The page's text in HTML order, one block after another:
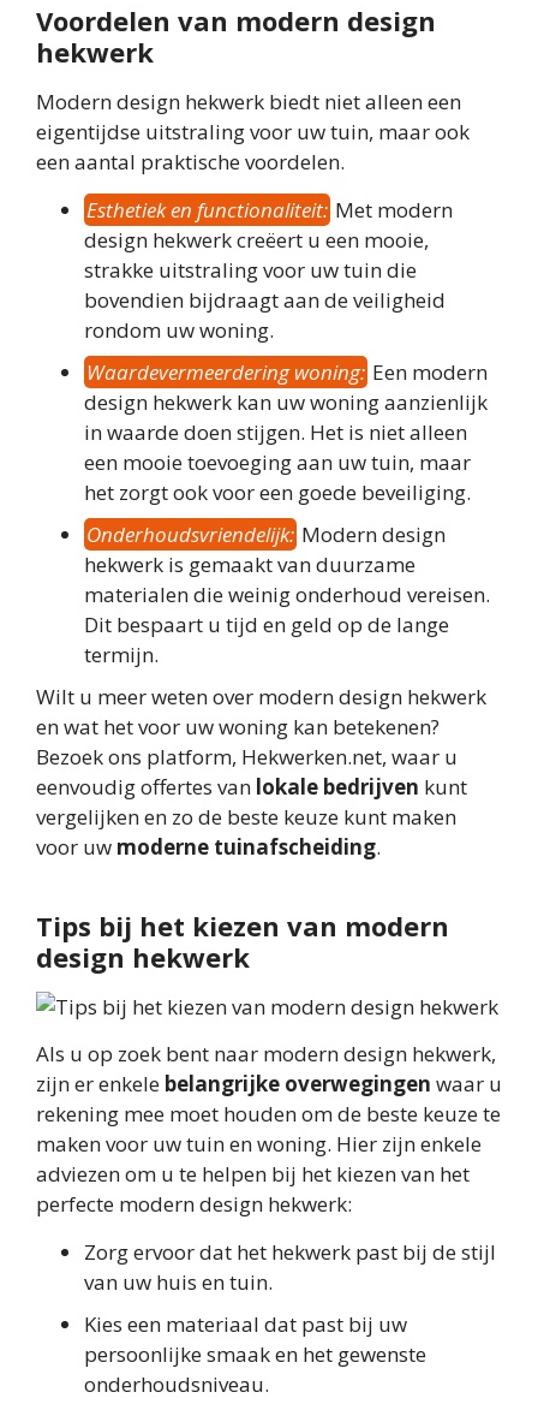
Voordelen van modern design
hekwerk
Modern design hekwerk biedt niet alleen een
eigentijdse uitstraling voor uw tuin, maar ook
een aantal praktische voordelen.
Esthetiek en functionaliteit: Met modern
design hekwerk creëert u een mooie,
strakke uitstraling voor uw tuin die
bovendien bijdraagt aan de veiligheid
rondom uw woning.
Waardevermeerdering woning: Een modern
design hekwerk kan uw woning aanzienlijk
in waarde doen stijgen. Het is niet alleen
een mooie toevoeging aan uw tuin, maar
het zorgt ook voor een goede beveiliging.
Onderhoudsvriendelijk: Modern design
hekwerk is gemaakt van duurzame
materialen die weinig onderhoud vereisen.
Dit bespaart u tijd en geld op de lange
termijn.
Wilt u meer weten over modern design hekwerk
en wat het voor uw woning kan betekenen?
Bezoek ons platform, Hekwerken.net, waar u
eenvoudig offertes van lokale bedrijven kunt
vergelijken en zo de beste keuze kunt maken
voor uw moderne tuinafscheiding.
Tips bij het kiezen van modern
design hekwerk
Als u op zoek bent naar modern design hekwerk,
zijn er enkele belangrijke overwegingen waar u
rekening mee moet houden om de beste keuze te
maken voor uw tuin en woning. Hier zijn enkele
adviezen om u te helpen bij het kiezen van het
perfecte modern design hekwerk:
Zorg ervoor dat het hekwerk past bij de stijl
van uw huis en tuin.
Kies een materiaal dat past bij uw
persoonlijke smaak en het gewenste
onderhoudsniveau.